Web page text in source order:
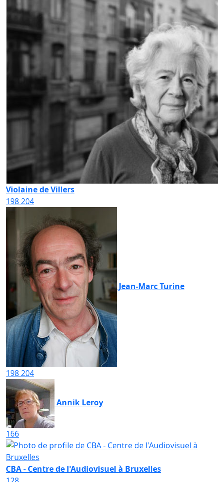
Violaine de Villers
198204
Jean-Marc Turine
198204
Annik Leroy
166
CBA - Centre de l'Audiovisuel à Bruxelles